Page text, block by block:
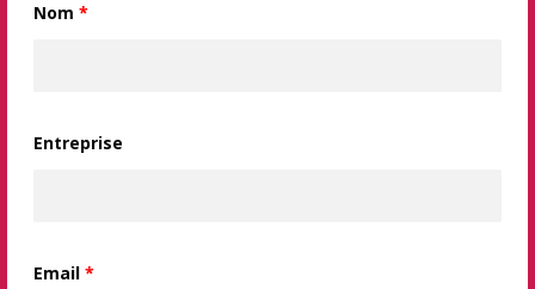
Nom *
Entreprise
Email *